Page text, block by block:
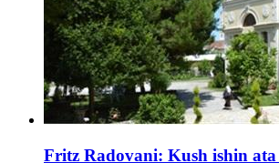
Fritz Radovani: Kush ishin